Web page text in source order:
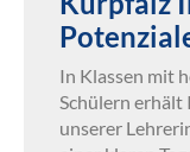
In Klassen mit
Schülern
unserer